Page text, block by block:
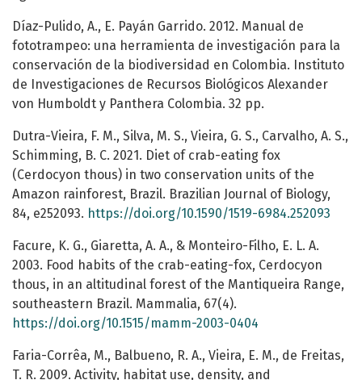
Díaz-Pulido, A., E. Payán Garrido. 2012. Manual de
fototrampeo: una herramienta de investigación para la
conservación de la biodiversidad en Colombia. Instituto
de Investigaciones de Recursos Biológicos Alexander
von Humboldt y Panthera Colombia. 32 pp.
Dutra-Vieira, F. M., Silva, M. S., Vieira, G. S., Carvalho, A. S.,
Schimming, B. C. 2021. Diet of crab-eating fox
(Cerdocyon thous) in two conservation units of the
Amazon rainforest, Brazil. Brazilian Journal of Biology,
84, e252093. https://doi.org/10.1590/1519-6984.252093
Facure, K. G., Giaretta, A. A., & Monteiro-Filho, E. L. A.
2003. Food habits of the crab-eating-fox, Cerdocyon
thous, in an altitudinal forest of the Mantiqueira Range,
southeastern Brazil. Mammalia, 67(4).
https://doi.org/10.1515/mamm-2003-0404
Faria-Corrêa, M., Balbueno, R. A., Vieira, E. M., de Freitas,
T. R. 2009. Activity, habitat use, density, and